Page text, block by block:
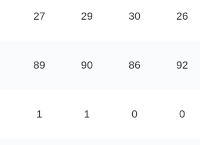
27 29 30 26
89 90 86 92
1 1 0 0